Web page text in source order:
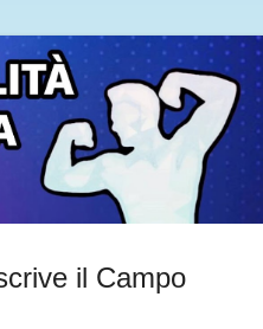
il Campo